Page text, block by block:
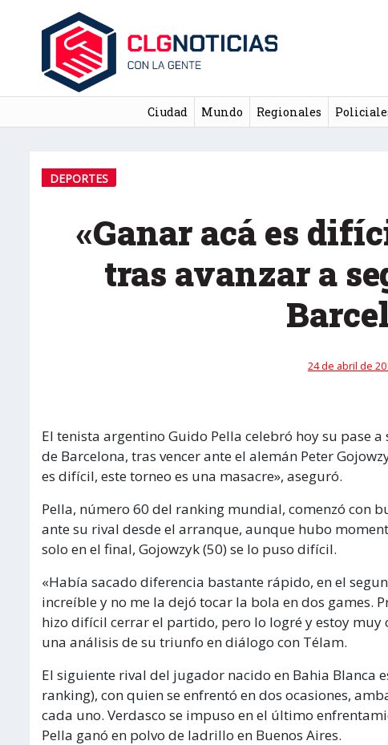
Ciudad Mundo Regionales
DEPORTES
«Ganar acá es
tras avanzar a
24 de abril de
El tenista argentino Guido Pella celebró hoy su pase
de Barcelona, tras vencer ante el alemán Peter
es difícil, este torneo es una masacre», aseguró.
Pella, número 60 del ranking mundial, comenzó con
ante su rival desde el arranque, aunque hubo
solo en el final, Gojowzyk (50) se lo puso difícil.
«Había sacado diferencia bastante rápido, en el
increíble y no me la dejó tocar la bola en dos games.
hizo difícil cerrar el partido, pero lo logré y estoy
una análisis de su triunfo en diálogo con Télam.
El siguiente rival del jugador nacido en Bahia Blanca
ranking), con quien se enfrentó en dos ocasiones,
cada uno. Verdasco se impuso en el último
Pella ganó en polvo de ladrillo en Buenos Aires.